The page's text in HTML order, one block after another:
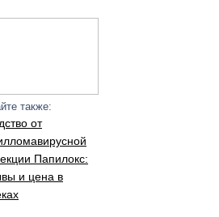
также:
от
Папилокс:
и цена в